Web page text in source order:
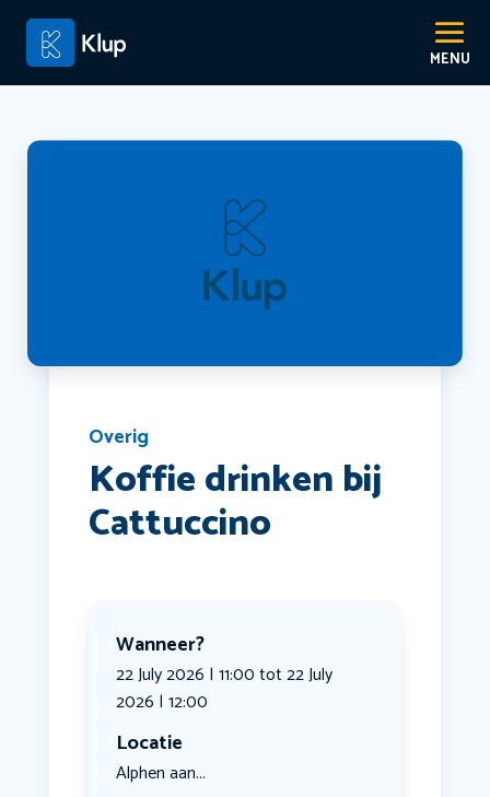
Overig
Koffie drinken bij
Cattuccino
Wanneer?
22 July 2026 | 11:00 tot 22 July
2026 | 12:00
Locatie
Alphen aan...